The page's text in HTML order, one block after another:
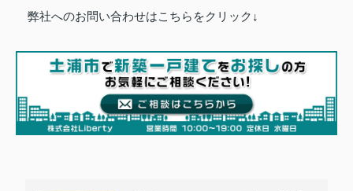
弊社へのお問い合わせはこちらをクリック↓